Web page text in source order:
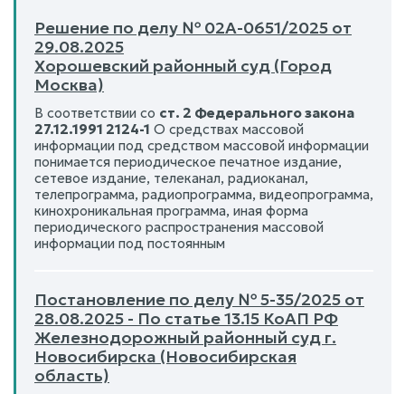
Решение по делу № 02А-0651/2025 от
29.08.2025
Хорошевский районный суд (Город
Москва)
В соответствии со ст. 2 Федерального закона
27.12.1991 2124-1 О средствах массовой
информации под средством массовой информации
понимается периодическое печатное издание,
сетевое издание, телеканал, радиоканал,
телепрограмма, радиопрограмма, видеопрограмма,
кинохроникальная программа, иная форма
периодического распространения массовой
информации под постоянным
Постановление по делу № 5-35/2025 от
28.08.2025 - По статье 13.15 КоАП РФ
Железнодорожный районный суд г.
Новосибирска (Новосибирская
область)